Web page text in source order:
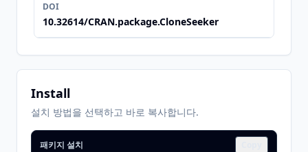
DOI
10.32614/CRAN.package.CloneSeeker
Install
설치 방법을 선택하고 바로 복사합니다.
패키지 설치